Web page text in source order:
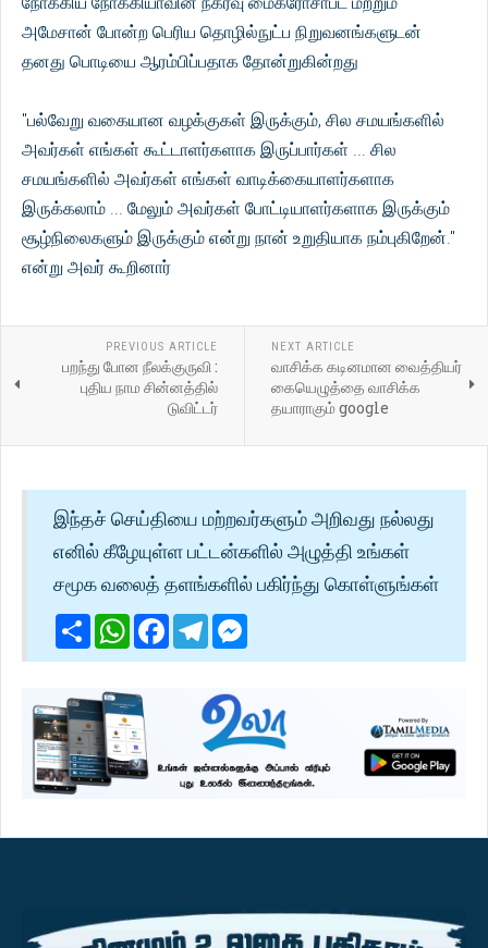
அமேசான் போன்ற பெரிய தொழில்நுட்ப நிறுவனங்களுடன்
தனது பொடியை ஆரம்பிப்பதாக தோன்றுகின்றது
"பல்வேறு வகையான வழக்குகள் இருக்கும், சில சமயங்களில்
அவர்கள் எங்கள் கூட்டாளர்களாக இருப்பார்கள் ... சில
சமயங்களில் அவர்கள் எங்கள் வாடிக்கையாளர்களாக
இருக்கலாம் ... மேலும் அவர்கள் போட்டியாளர்களாக இருக்கும்
சூழ்நிலைகளும் இருக்கும் என்று நான் உறுதியாக நம்புகிறேன்."
என்று அவர் கூறினார்
PREVIOUS ARTICLE
பறந்து போன நீலக்குருவி :
புதிய நாம சின்னத்தில்
டுவிட்டர்
NEXT ARTICLE
வாசிக்க கடினமான வைத்தியர்
கையெழுத்தை வாசிக்க
தயாராகும் google
இந்தச் செய்தியை மற்றவர்களும் அறிவது நல்லது
எனில் கீழேயுள்ள பட்டன்களில் அழுத்தி உங்கள்
சமூக வலைத் தளங்களில் பகிர்ந்து கொள்ளுங்கள்
ShareWhatsApp
Facebook
Telegram